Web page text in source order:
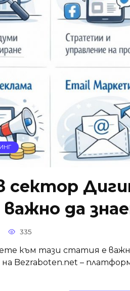
сектор
важно да
335
към тази статия е
на Bezraboten.net –